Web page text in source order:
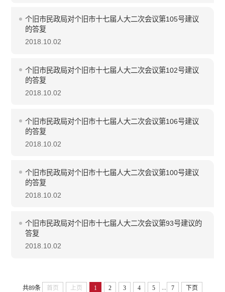
个旧市民政局对个旧市十七届人大二次会议第105号建议
的答复
2018.10.02
个旧市民政局对个旧市十七届人大二次会议第102号建议
的答复
2018.10.02
个旧市民政局对个旧市十七届人大二次会议第106号建议
的答复
2018.10.02
个旧市民政局对个旧市十七届人大二次会议第100号建议
的答复
2018.10.02
个旧市民政局对个旧市十七届人大二次会议第93号建议的
答复
2018.10.02
共89条 首页 上页 1 2 3 4 5 7 下页